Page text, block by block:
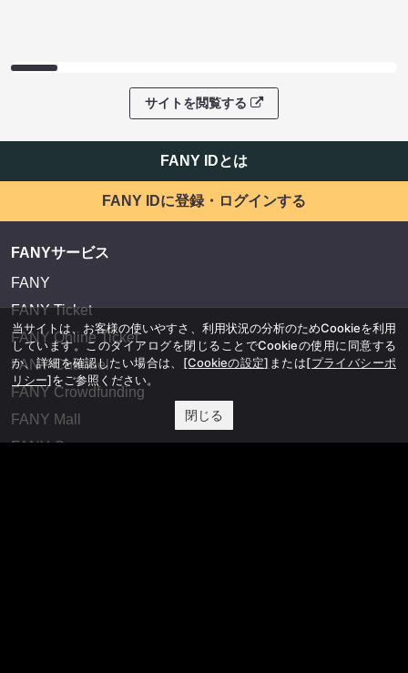
サイトを閲覧する
FANY IDとは
FANY IDに登録・ログインする
FANYサービス
FANY
FANY Ticket
FANY Online Ticket
FANY Channel
FANY Crowdfunding
FANY Mall
FANY Commu
当サイトは、お客様の使いやすさ、利用状況の分析のためCookieを利用
しています。このダイアログを閉じることでCookieの使用に同意する
か、詳細を確認したい場合は、 [Cookieの設定] または[プライバシーポ
リシー]をご参照ください。
閉じる